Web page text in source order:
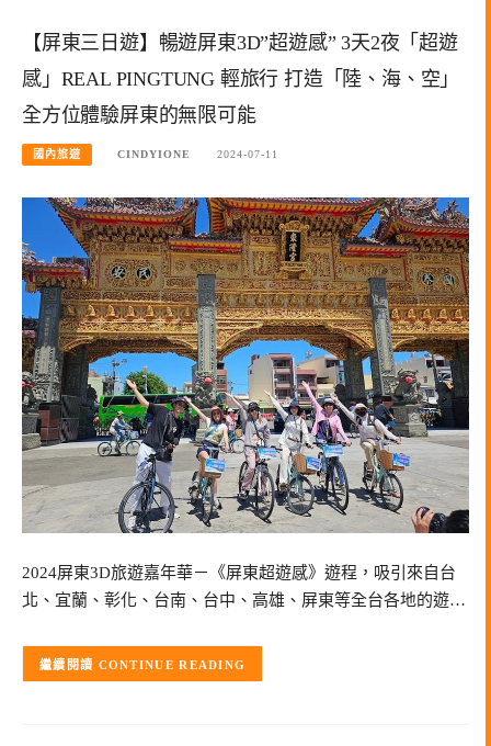
【屏東三日遊】暢遊屏東3D”超遊感” 3天2夜「超遊
感」REAL PINGTUNG 輕旅行 打造「陸、海、空」
全方位體驗屏東的無限可能
國內旅遊 CINDYIONE 2024-07-11
2024屏東3D旅遊嘉年華－《屏東超遊感》遊程，吸引來自台
北、宜蘭、彰化、台南、台中、高雄、屏東等全台各地的遊…
CONTINUE READING